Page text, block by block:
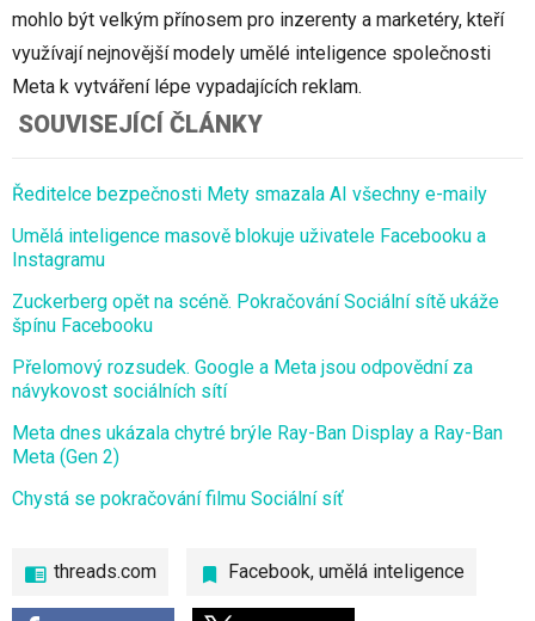
mohlo být velkým přínosem pro inzerenty a marketéry, kteří
využívají nejnovější modely umělé inteligence společnosti
Meta k vytváření lépe vypadajících reklam.
threads.com Facebook, umělá inteligence
SOUVISEJÍCÍ ČLÁNKY
Ředitelce bezpečnosti Mety smazala AI všechny e-maily
Umělá inteligence masově blokuje uživatele Facebooku a
Instagramu
Zuckerberg opět na scéně. Pokračování Sociální sítě ukáže
špínu Facebooku
Přelomový rozsudek. Google a Meta jsou odpovědní za
návykovost sociálních sítí
Meta dnes ukázala chytré brýle Ray-Ban Display a Ray-Ban
Meta (Gen 2)
Chystá se pokračování filmu Sociální síť